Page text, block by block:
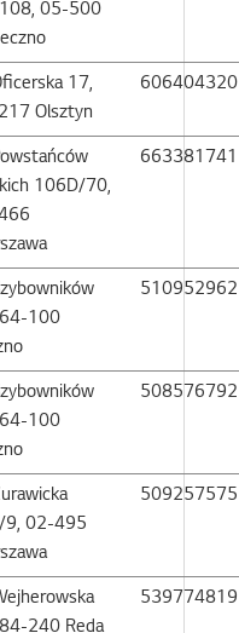
05-500
17,
Olsztyn
606404320
106D/70,
663381741
100
510952962
100
508576792
9, 02-495
509257575
240 Reda
539774819